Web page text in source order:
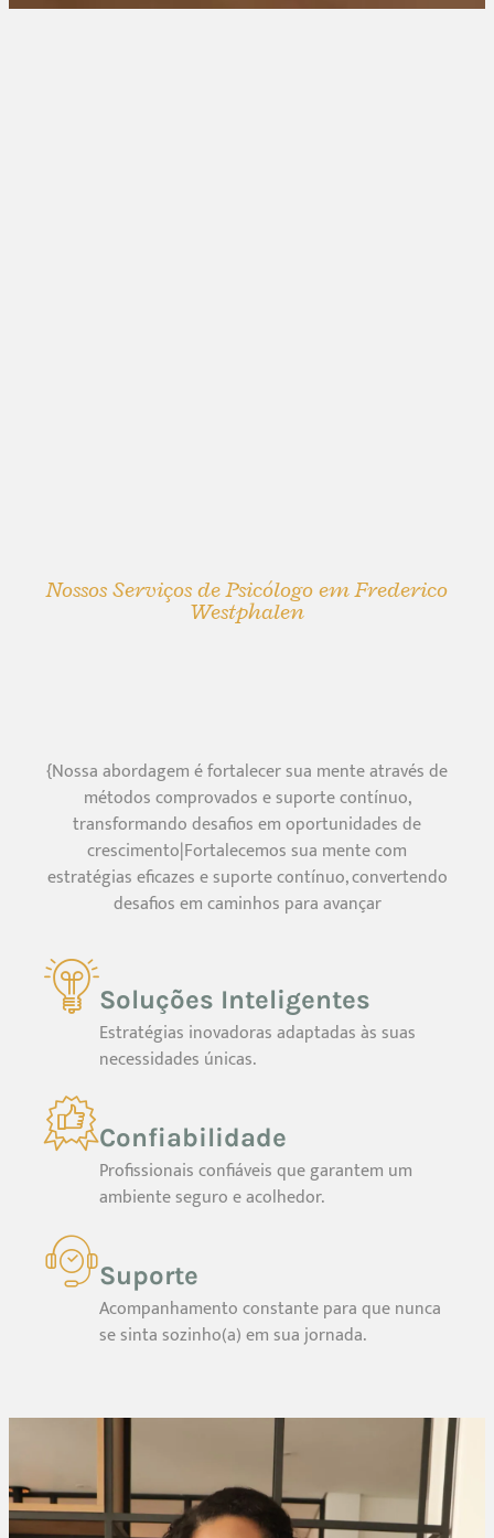
Nossos Serviços de Psicólogo em Frederico
Westphalen
{Nossa abordagem é fortalecer sua mente através de
métodos comprovados e suporte contínuo,
transformando desafios em oportunidades de
crescimento|Fortalecemos sua mente com
estratégias eficazes e suporte contínuo, convertendo
desafios em caminhos para avançar
Soluções Inteligentes
Estratégias inovadoras adaptadas às suas
necessidades únicas.
Confiabilidade
Profissionais confiáveis que garantem um
ambiente seguro e acolhedor.
Suporte
Acompanhamento constante para que nunca
se sinta sozinho(a) em sua jornada.